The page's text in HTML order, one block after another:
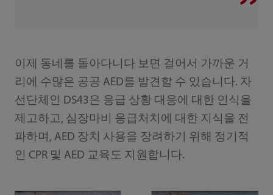
이제 동네를 돌아다니다 보면 걸어서 가까운 거
리에 수많은 공공 AED를 발견할 수 있습니다. 자
선단체인 DS43은 응급 상황 대응에 대한 인식을
제고하고, 심장마비 응급처치에 대한 지식을 전
파하며, AED 장치 사용을 장려하기 위해 정기적
인 CPR 및 AED 교육도 지원합니다.